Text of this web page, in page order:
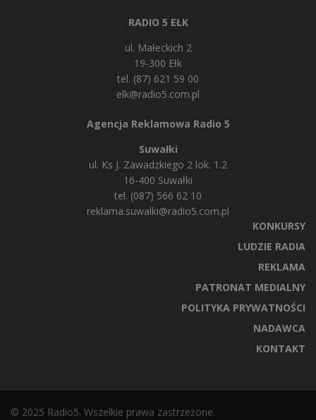
RADIO 5 EŁK
ul. Małeckich 2
19-300 Ełk
tel. (87) 621 59 00
elk@radio5.com.pl
Agencja Reklamowa Radio 5
Suwałki
ul. Ks J. Zawadzkiego 2 lok. 1.2
16-400 Suwałki
tel. (087) 566 62 10
reklama.suwalki@radio5.com.pl
KONKURSY
LUDZIE RADIA
REKLAMA
PATRONAT MEDIALNY
POLITYKA PRYWATNOŚCI
NADAWCA
KONTAKT
© 2025 Radio5. Wszelkie prawa zastrzeżone.